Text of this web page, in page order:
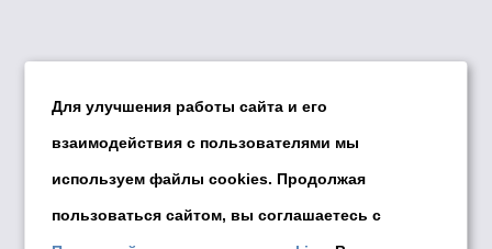
© Департамент информационной политики
мэрии города Новосибирска, 2026
Политика использования Cookies
Для улучшения работы сайта и его
взаимодействия с пользователями мы
используем файлы cookies. Продолжая
пользоваться сайтом, вы соглашаетесь с